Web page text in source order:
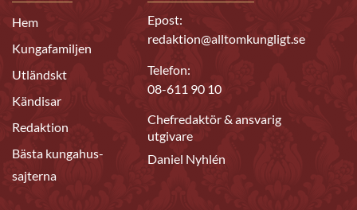
Hem
Kungafamiljen
Utländskt
Kändisar
Redaktion
Bästa kungahus-
sajterna
Epost:
redaktion@alltomkungligt.se
Telefon:
08-611 90 10
Chefredaktör & ansvarig
utgivare
Daniel Nyhlén